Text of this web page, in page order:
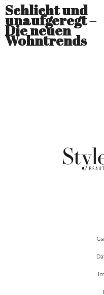
Schlicht und
unaufgeregt –
Die neuen
Wohntrends